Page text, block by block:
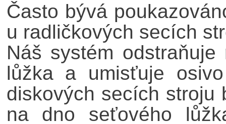
Často bývá
u radličkových secích
Náš systém
lůžka a umisťuje
diskových secích stroju
na dno seťového